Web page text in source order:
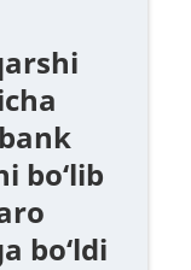
bo‘lib
bo‘ldi